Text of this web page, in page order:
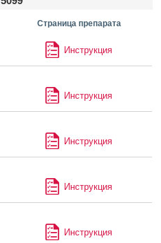
Страница препарата
Инструкция
Инструкция
Инструкция
Инструкция
Инструкция